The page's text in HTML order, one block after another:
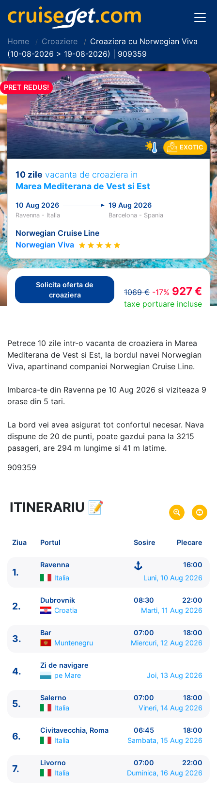
Home Croaziere
Croaziera cu Norwegian Viva
(10-08-2026 > 19-08-2026) | 909359
PRET REDUS!
EXOTIC
10 zile vacanta de croaziera in
Marea Mediterana de Vest si Est
10 Aug 2026 19 Aug 2026
Ravenna - Italia Barcelona - Spania
Norwegian Cruise Line
Norwegian Viva
Solicita oferta de
croaziera
1069 € -17% 927 €
taxe portuare incluse
Petrece 10 zile intr-o vacanta de croaziera in Marea
Mediterana de Vest si Est, la bordul navei Norwegian
Viva, apartinand companiei Norwegian Cruise Line.
Imbarca-te din Ravenna pe 10 Aug 2026 si viziteaza 9
orase din 5 tari.
La bord vei avea asigurat tot confortul necesar. Nava
dispune de 20 de punti, poate gazdui pana la 3215
pasageri, are 294 m lungime si 41 m latime.
909359
10 zile vacanta de croaziera in
Marea Mediterana de Vest si Est -
link oferta
Plecare pe 10 Aug 2026 din Ravenna,
Norwegian Cruise Line
ITINERARIU
----------------------------------------
1. Ravenna Italia
Muntenegru
07:00 - 18:00
4.
Zi de navigare
0:00 - 0:00
ITINERARIU 📝
Ziua Portul Sosire Plecare
1.
Ravenna
16:00
Italia
Luni, 10 Aug 2026
2.
Dubrovnik 08:30
22:00
Croatia
Marti, 11 Aug 2026
3.
Bar 07:00
18:00
Muntenegru
Miercuri, 12 Aug 2026
4.
Zi de navigare
pe Mare
Joi, 13 Aug 2026
5.
Salerno 07:00
18:00
Italia
Vineri, 14 Aug 2026
6.
Civitavecchia, Roma 06:45
18:00
Italia
Sambata, 15 Aug 2026
7.
Livorno 07:00
22:00
Italia
Duminica, 16 Aug 2026